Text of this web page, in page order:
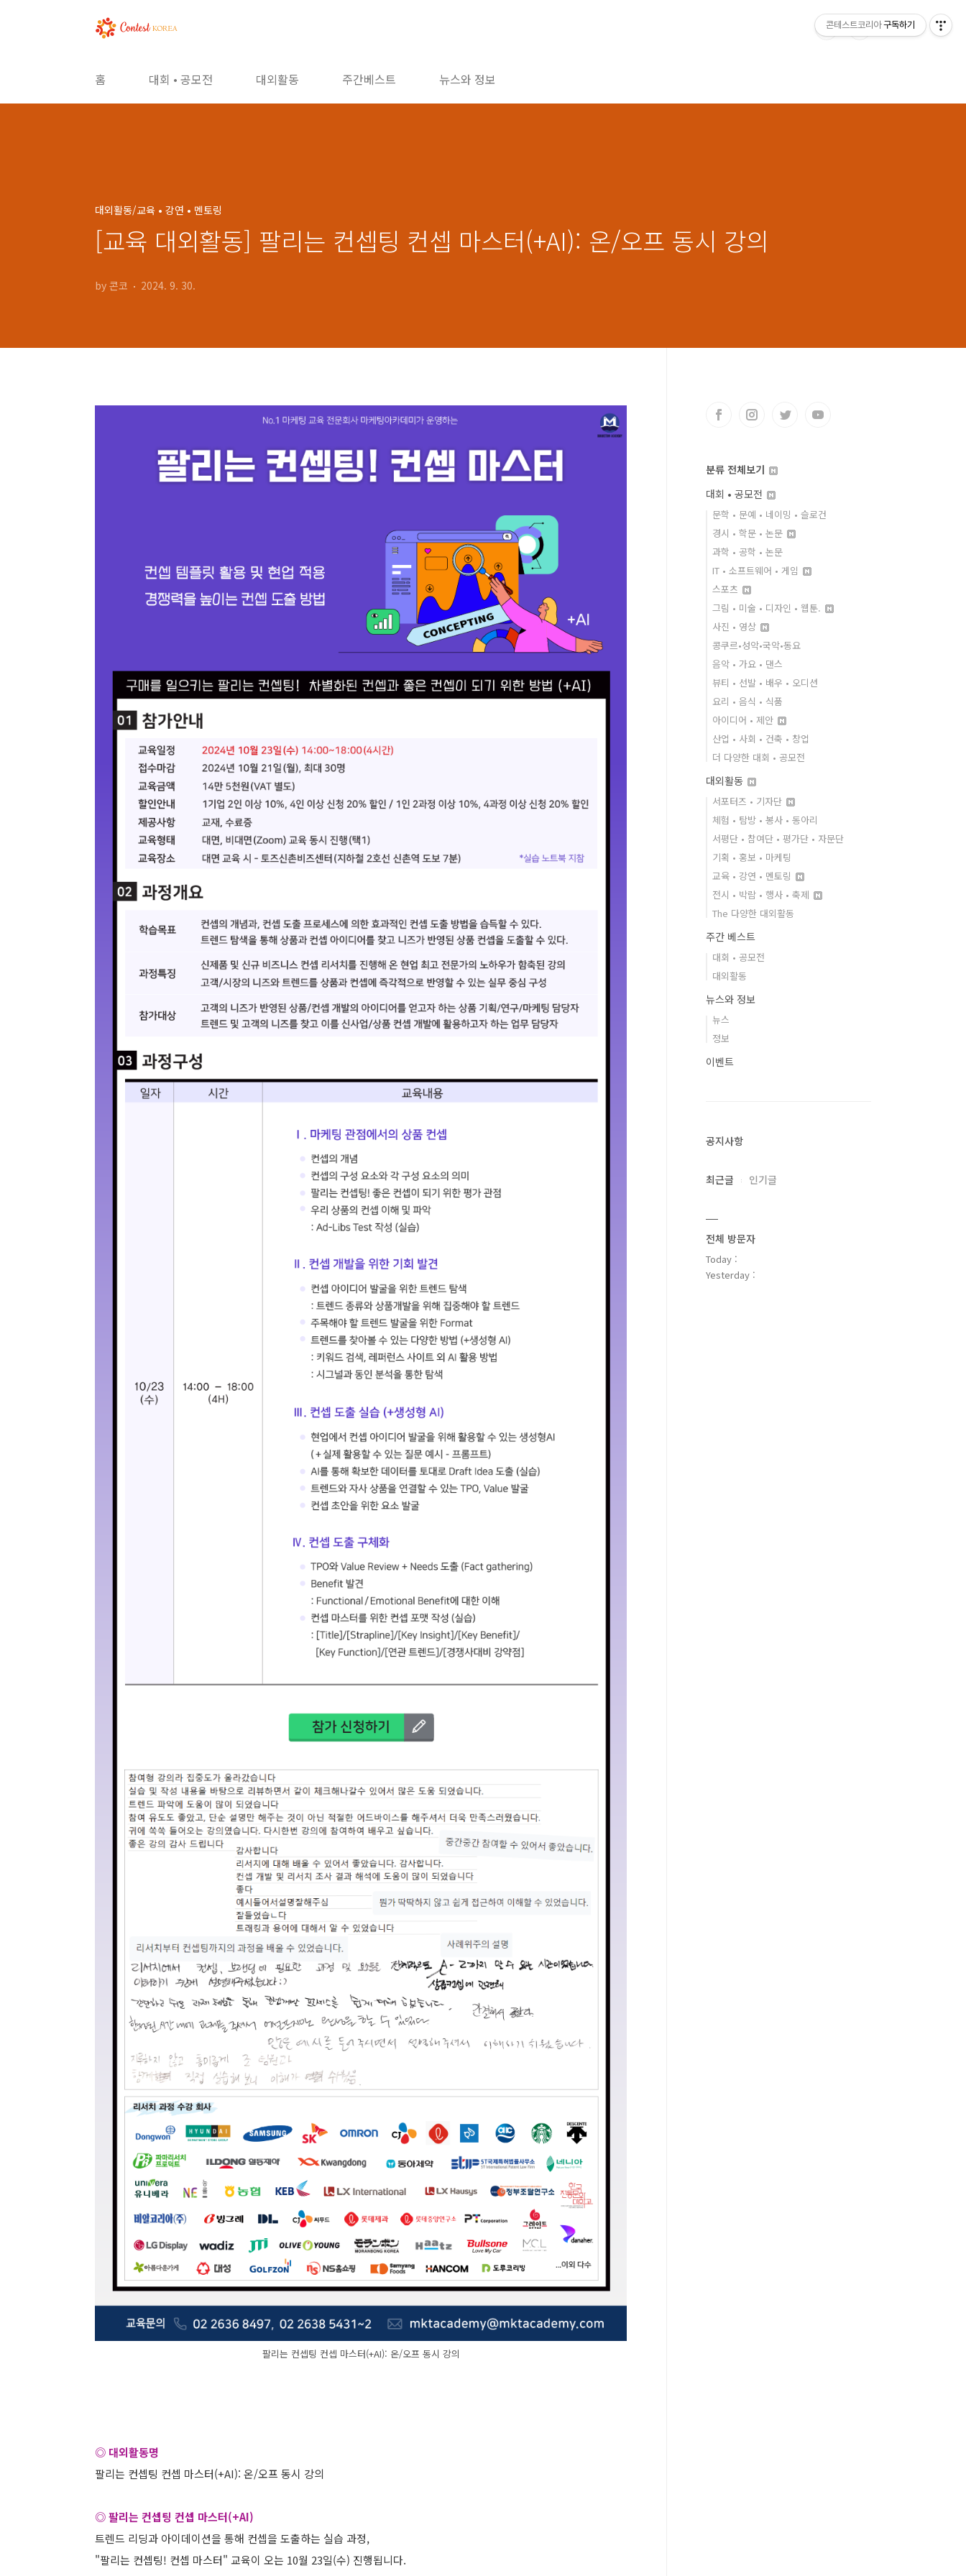
홈 대회 • 공모전 대외활동 주간베스트 뉴스와 정보
대외활동/교육 • 강연 • 멘토링
[교육 대외활동] 팔리는 컨셉팅 컨셉 마스터(+AI): 온/오프 동시 강의
by 콘코 2024. 9. 30.
팔리는 컨셉팅 컨셉 마스터(+AI): 온/오프 동시 강의
◎ 대외활동명
팔리는 컨셉팅 컨셉 마스터(+AI): 온/오프 동시 강의
◎ 팔리는 컨셉팅 컨셉 마스터(+AI)
트렌드 리딩과 아이데이션을 통해 컨셉을 도출하는 실습 과정,
"팔리는 컨셉팅! 컨셉 마스터" 교육이 오는 10월 23일(수) 진행됩니다.
분류 전체보기
대회 • 공모전
문학 • 문예 • 네이밍 • 슬로건
경시 • 학문 • 논문
과학 • 공학 • 논문
IT • 소프트웨어 • 게임
스포츠
그림 • 미술 • 디자인 • 웹툰.
사진 • 영상
콩쿠르•성악•국악•동요
음악 • 가요 • 댄스
뷰티 • 선발 • 배우 • 오디션
요리 • 음식 • 식품
아이디어 • 제안
산업 • 사회 • 건축 • 창업
더 다양한 대회 • 공모전
대외활동
서포터즈 • 기자단
체험 • 탐방 • 봉사 • 동아리
서평단 • 참여단 • 평가단 • 자문단
기획 • 홍보 • 마케팅
교육 • 강연 • 멘토링
전시 • 박람 • 행사 • 축제
The 다양한 대외활동
주간 베스트
대회 • 공모전
대외활동
뉴스와 정보
뉴스
정보
이벤트
공지사항
최근글 인기글
전체 방문자
Today :
Yesterday :
콘테스트코리아 구독하기